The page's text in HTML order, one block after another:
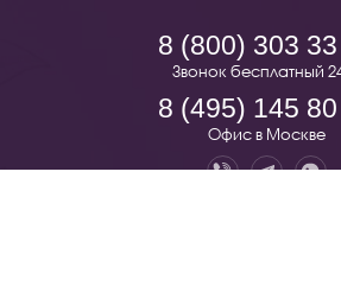
8 (800) 303
Звонок бесплатный
8 (495) 145
Офис в Москве